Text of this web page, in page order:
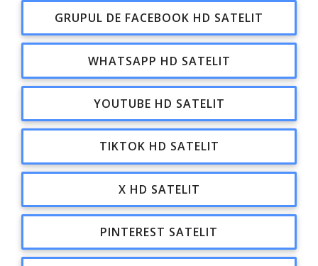
GRUPUL DE FACEBOOK HD SATELIT
WHATSAPP HD SATELIT
YOUTUBE HD SATELIT
TIKTOK HD SATELIT
X HD SATELIT
PINTEREST SATELIT